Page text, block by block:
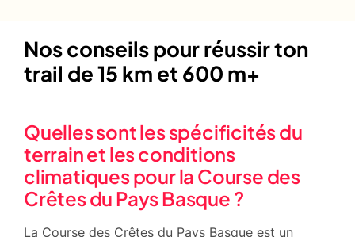
Nos conseils pour réussir ton
trail de 15 km et 600 m+
Quelles sont les spécificités du
terrain et les conditions
climatiques pour la Course des
Crêtes du Pays Basque ?
La Course des Crêtes du Pays Basque est un